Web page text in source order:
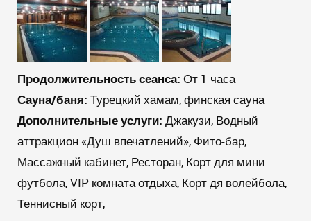
Продолжительность сеанса: От 1 часа
Сауна/баня: Турецкий хамам, финская сауна
Дополнительные услуги: Джакузи, Водный
аттракцион «Душ впечатлений», Фито-бар,
Массажный кабинет, Ресторан, Корт для мини-
футбола, VIP комната отдыха, Корт дя волейбола,
Теннисный корт,